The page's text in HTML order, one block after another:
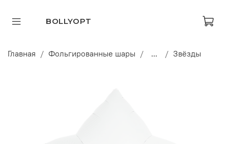
BOLLYOPT
Главная Фольгированные шары ... Звёзды